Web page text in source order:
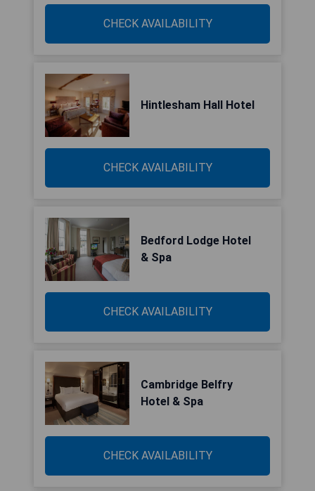
CHECK AVAILABILITY
Hintlesham Hall Hotel
CHECK AVAILABILITY
Bedford Lodge Hotel
& Spa
CHECK AVAILABILITY
Cambridge Belfry
Hotel & Spa
CHECK AVAILABILITY